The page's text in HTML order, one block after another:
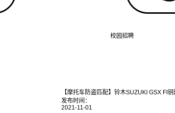
校园招聘
【摩托车防盗匹配】铃木SUZUKI GSX FI
发布时间：
2021-11-01